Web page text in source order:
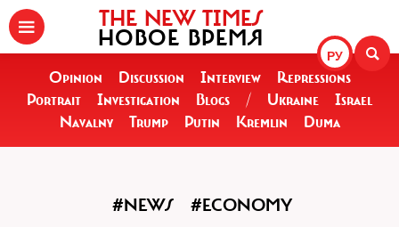
РУ
THE NEW TIMES
НОВОЕ ВРЕМЯ
Opinion Discussion Interview
Repressions
Portrait
Investigation Blogs / Ukraine
Israel
Navalny
Trump Putin Kremlin Duma
#NEWS #ECONOMY